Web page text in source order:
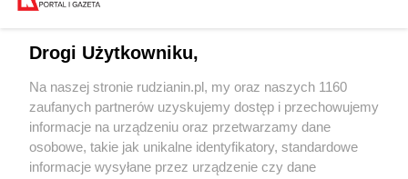
Wydawca mediów
Drogi Użytkowniku,
Na naszej stronie rudzianin.pl, my oraz naszych 1160
zaufanych partnerów uzyskujemy dostęp i przechowujemy
informacje na urządzeniu oraz przetwarzamy dane
osobowe, takie jak unikalne identyfikatory, standardowe
informacje wysyłane przez urządzenie czy dane